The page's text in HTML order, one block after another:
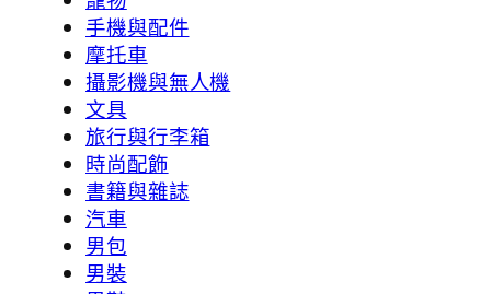
手機與配件
摩托車
攝影機與無人機
文具
旅行與行李箱
時尚配飾
書籍與雜誌
汽車
男包
男裝